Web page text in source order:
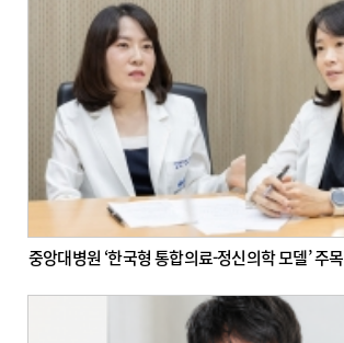
중앙대병원 ‘한국형 통합의료-정신의학 모델’ 주목